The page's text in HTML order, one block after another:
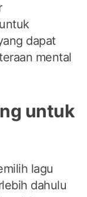
dapat
mental
untuk
lagu
dahulu